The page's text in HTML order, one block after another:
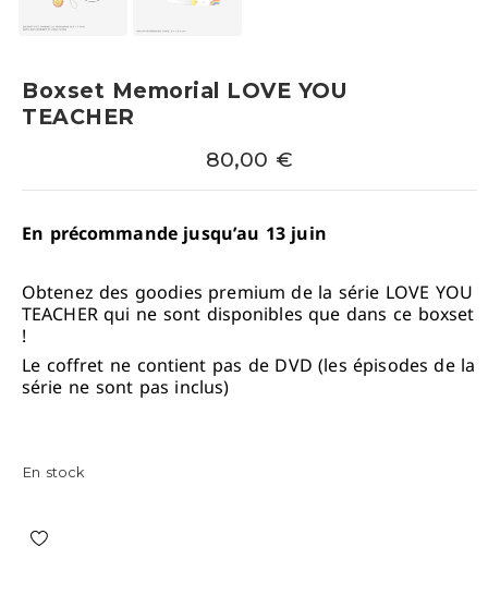
Boxset Memorial LOVE YOU
TEACHER
80,00 €
En précommande jusqu’au 13 juin
Obtenez des goodies premium de la série LOVE YOU
TEACHER qui ne sont disponibles que dans ce boxset
!
Le coffret ne contient pas de DVD (les épisodes de la
série ne sont pas inclus)
En stock